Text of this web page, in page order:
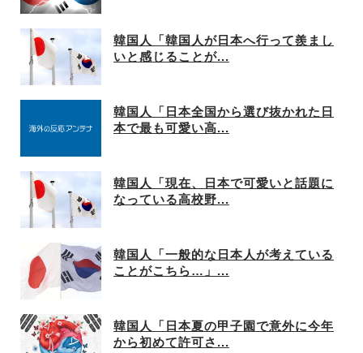
韓国人「韓国人が日本へ行って羨まし
いと感じることが...
韓国人「日本全国から選び抜かれた日
本で最も可愛い高...
韓国人「現在、日本で可愛いと話題に
なっている高校野...
韓国人「一般的な日本人が考えている
ことがこちら…」...
韓国人「日本夏の甲子園で意外に今年
から初めて許可さ...